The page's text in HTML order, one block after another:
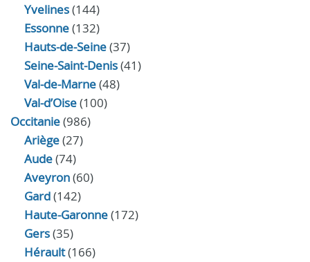
Yvelines(144)
Essonne(132)
Hauts-de-Seine(37)
Seine-Saint-Denis(41)
Val-de-Marne(48)
Val-d’Oise(100)
Occitanie(986)
Ariège(27)
Aude(74)
Aveyron(60)
Gard(142)
Haute-Garonne(172)
Gers(35)
Hérault(166)